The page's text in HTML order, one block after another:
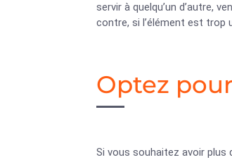
servir à quelqu’un d’autre,
contre, si l’élément est trop
Optez
Si vous souhaitez avoir plus